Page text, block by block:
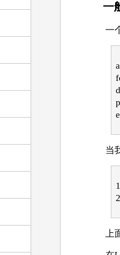
一
一
当
上